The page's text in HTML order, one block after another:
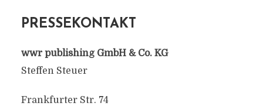
PRESSEKONTAKT
wwr publishing GmbH & Co. KG
Steffen Steuer
Frankfurter Str. 74